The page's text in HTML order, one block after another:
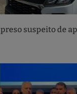
suspeito de